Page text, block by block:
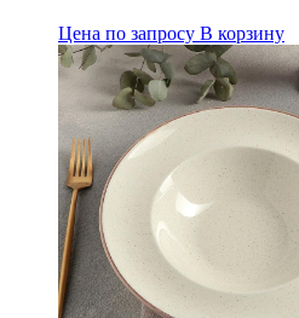
Цена по запросу В корзину